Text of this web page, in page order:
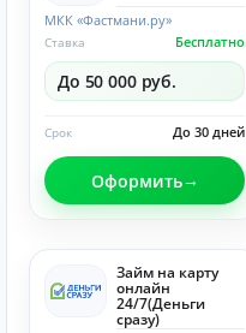
МКК «Фастмани.ру»
Бесплатно
Ставка
До 50 000 руб.
До 30 дней
Срок
Оформить
Займ на карту
онлайн
24/7(Деньги
сразу)